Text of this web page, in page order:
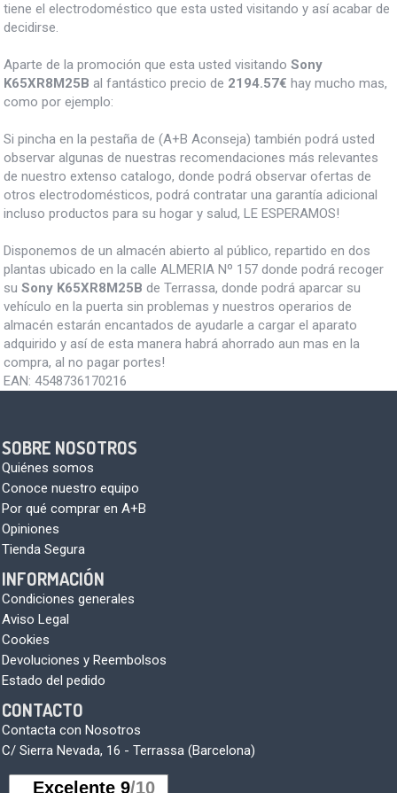
tiene el electrodoméstico que esta usted visitando y así acabar de
decidirse.
Aparte de la promoción que esta usted visitando Sony
K65XR8M25B al fantástico precio de 2194.57€ hay mucho mas,
como por ejemplo:
Si pincha en la pestaña de (A+B Aconseja) también podrá usted
observar algunas de nuestras recomendaciones más relevantes
de nuestro extenso catalogo, donde podrá observar ofertas de
otros electrodomésticos, podrá contratar una garantía adicional
incluso productos para su hogar y salud, LE ESPERAMOS!
Disponemos de un almacén abierto al público, repartido en dos
plantas ubicado en la calle ALMERIA Nº 157 donde podrá recoger
su Sony K65XR8M25B de Terrassa, donde podrá aparcar su
vehículo en la puerta sin problemas y nuestros operarios de
almacén estarán encantados de ayudarle a cargar el aparato
adquirido y así de esta manera habrá ahorrado aun mas en la
compra, al no pagar portes!
EAN: 4548736170216
SOBRE NOSOTROS
Quiénes somos
Conoce nuestro equipo
Por qué comprar en A+B
Opiniones
Tienda Segura
INFORMACIÓN
Condiciones generales
Aviso Legal
Cookies
Devoluciones y Reembolsos
Estado del pedido
CONTACTO
Contacta con Nosotros
C/ Sierra Nevada, 16 - Terrassa (Barcelona)